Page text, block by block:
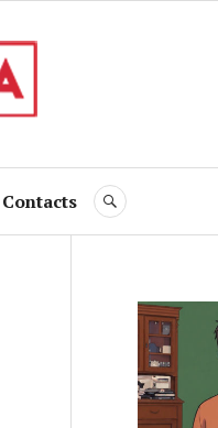
Contacts RECHERCHE